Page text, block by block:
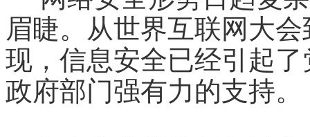
眉睫。从世界互联网大
现，信息安全已经引起
政府部门强有力的支持。